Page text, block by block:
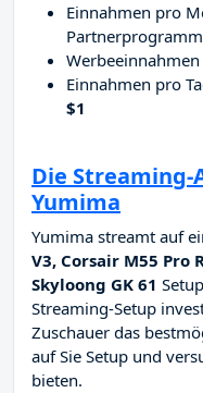
Einnahmen pro
Einnahmen pro
$1
Die
Yumima
Yumima streamt auf
V3, Corsair M55 Pro
Skyloong GK 61
Streaming-Setup
Zuschauer das
auf Sie Setup und
bieten.